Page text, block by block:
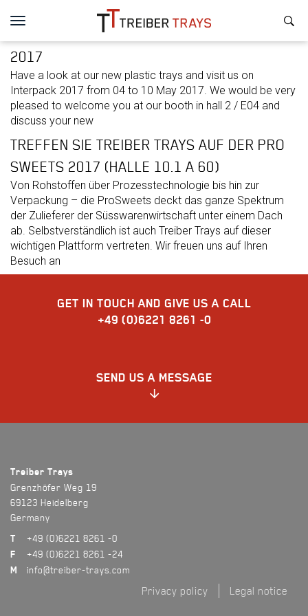
Toggle
ALLGEMEIN
3. May 2017
VISIT TREIBER TRAYS ON INTERPACK
2017
Have a look at our new plastic trays and visit us on
Interpack 2017 from 04 to 10 May 2017. We would be very
pleased to welcome you at our booth in hall 2 / E04 and
discuss your new
TREFFEN SIE TREIBER TRAYS AUF DER PRO
SWEETS 2017 (HALLE 10.1 A 60)
Von Rohstoffen über Prozesstechnologie bis hin zur
Verpackung – die ProSweets deckt das ganze Spektrum
der Zulieferer der Süsswarenwirtschaft unter einem Dach
ab. Selbstverständlich ist auch Treiber Trays auf dieser
wichtigen Plattform vertreten. Wir freuen uns auf Ihren
Besuch an
GET IN TOUCH AND GIVE US A CALL
+49 (0)6221 8261 -0
SEND US A MESSAGE
your prename
your surname
Treiber Trays
Grenzhöfer Weg 19
69123 Heidelberg
Germany
T
+49 (0)6221 8261 -0
F
+49 (0)6221 8261 -24
M
info@treiber-trays.com
Privacy policy Legal notice